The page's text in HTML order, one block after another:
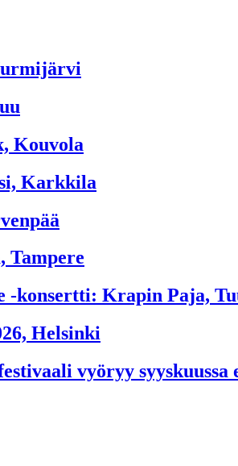
Kouvola
Karkkila
Tampere
-konsertti: Krapin Paja,
Helsinki
vyöryy